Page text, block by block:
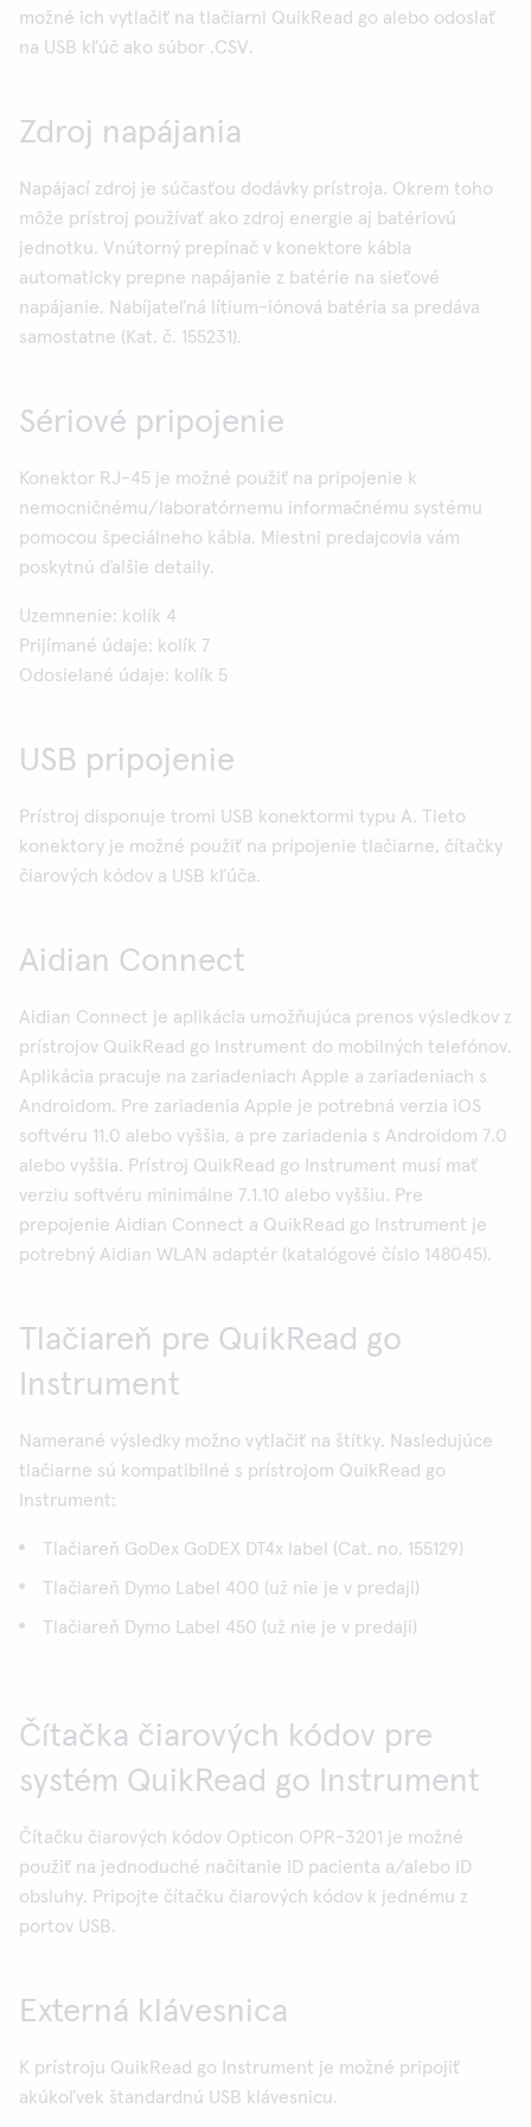
možné ich vytlačiť na tlačiarni QuikRead go alebo odoslať
na USB kľúč ako súbor .CSV.
Zdroj napájania
Napájací zdroj je súčasťou dodávky prístroja. Okrem toho
môže prístroj používať ako zdroj energie aj batériovú
jednotku. Vnútorný prepínač v konektore kábla
automaticky prepne napájanie z batérie na sieťové
napájanie. Nabíjateľná lítium-iónová batéria sa predáva
samostatne (Kat. č. 155231).
Sériové pripojenie
Konektor RJ-45 je možné použiť na pripojenie k
nemocničnému/laboratórnemu informačnému systému
pomocou špeciálneho kábla. Miestni predajcovia vám
poskytnú ďalšie detaily.
Uzemnenie: kolík 4
Prijímané údaje: kolík 7
Odosielané údaje: kolík 5
USB pripojenie
Prístroj disponuje tromi USB konektormi typu A. Tieto
konektory je možné použiť na pripojenie tlačiarne, čítačky
čiarových kódov a USB kľúča.
Aidian Connect
Aidian Connect je aplikácia umožňujúca prenos výsledkov z
prístrojov QuikRead go Instrument do mobilných telefónov.
Aplikácia pracuje na zariadeniach Apple a zariadeniach s
Androidom. Pre zariadenia Apple je potrebná verzia iOS
softvéru 11.0 alebo vyššia, a pre zariadenia s Androidom 7.0
alebo vyššia. Prístroj QuikRead go Instrument musí mať
verziu softvéru minimálne 7.1.10 alebo vyššiu. Pre
prepojenie Aidian Connect a QuikRead go Instrument je
potrebný Aidian WLAN adaptér (katalógové číslo 148045).
Tlačiareň pre QuikRead go
Instrument
Namerané výsledky možno vytlačiť na štítky. Nasledujúce
tlačiarne sú kompatibilné s prístrojom QuikRead go
Instrument:
Tlačiareň GoDex GoDEX DT4x label (Cat. no. 155129)
Tlačiareň Dymo Label 400 (už nie je v predaji)
Tlačiareň Dymo Label 450 (už nie je v predaji)
Čítačka čiarových kódov pre
systém QuikRead go Instrument
Čítačku čiarových kódov Opticon OPR-3201 je možné
použiť na jednoduché načítanie ID pacienta a/alebo ID
obsluhy. Pripojte čítačku čiarových kódov k jednému z
portov USB.
Externá klávesnica
K prístroju QuikRead go Instrument je možné pripojiť
akúkoľvek štandardnú USB klávesnicu.